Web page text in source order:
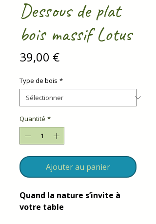
Dessous de plat
bois massif Lotus
39,00 €Prix
Type de bois *
Quantité *
Ajouter au panier
Quand la nature s’invite à
votre table